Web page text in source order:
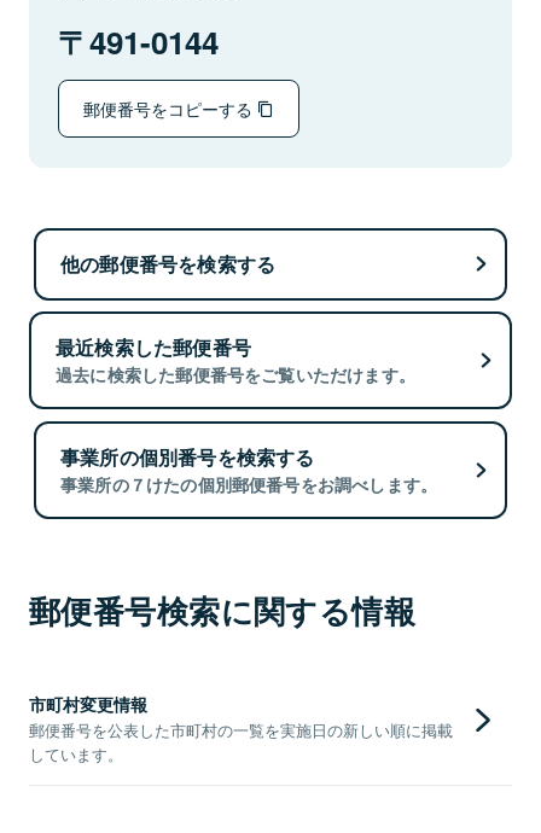
491-0144
郵便番号をコピーする
他の郵便番号を検索する
最近検索した郵便番号
過去に検索した郵便番号をご覧いただけます。
事業所の個別番号を検索する
事業所の７けたの個別郵便番号をお調べします。
郵便番号検索に関する情報
市町村変更情報
郵便番号を公表した市町村の一覧を実施日の新しい順に掲載
しています。